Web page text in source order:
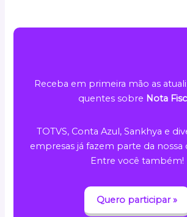
Receba em primeira mão as
quentes sobre Nota
TOTVS, Conta Azul, Sankhya e
empresas já fazem parte da nossa
Entre você também!
Quero participar »